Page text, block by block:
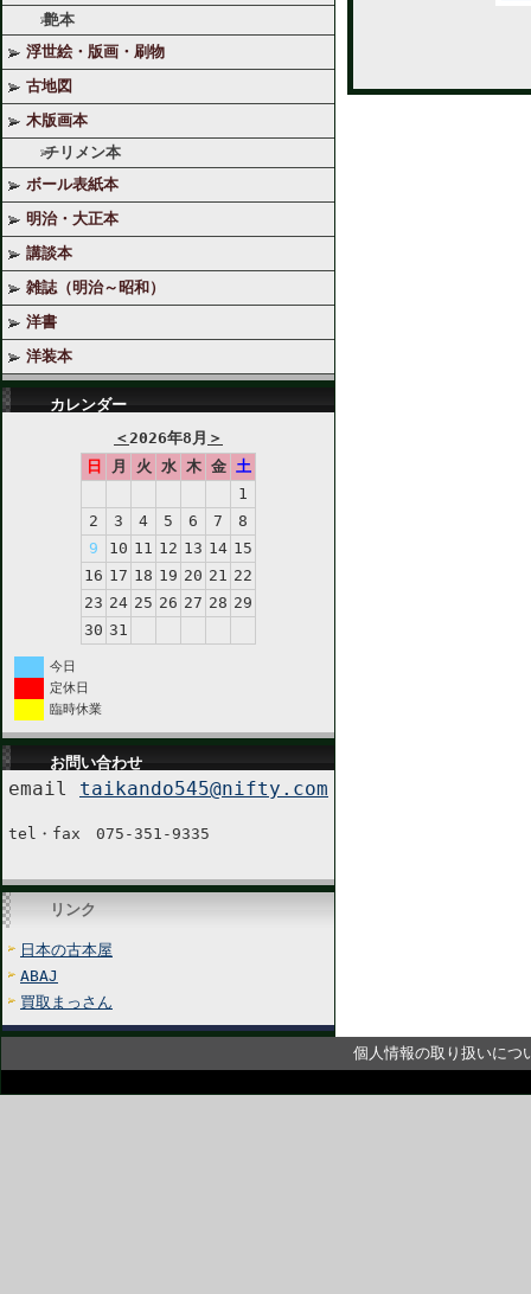
艶本
浮世絵・版画・刷物
古地図
木版画本
チリメン本
ボール表紙本
明治・大正本
講談本
雑誌（明治～昭和）
洋書
洋装本
カレンダー
＜2026年8月 ＞
日
月 火 水 木 金 土
1
2
3 4 5 6 7
8
9
10 11 12 13 14 15
16 17 18 19 20 21 22
23 24 25 26 27 28 29
30 31
今日
定休日
臨時休業
お問い合わせ
email taikando545@nifty.com
tel・fax 075-351-9335
リンク
日本の古本屋
ABAJ
買取まっさん
個人情報の取り扱いにつ